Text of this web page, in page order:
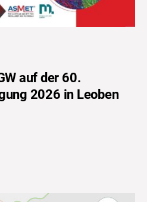
auf der 60.
2026 in Leoben